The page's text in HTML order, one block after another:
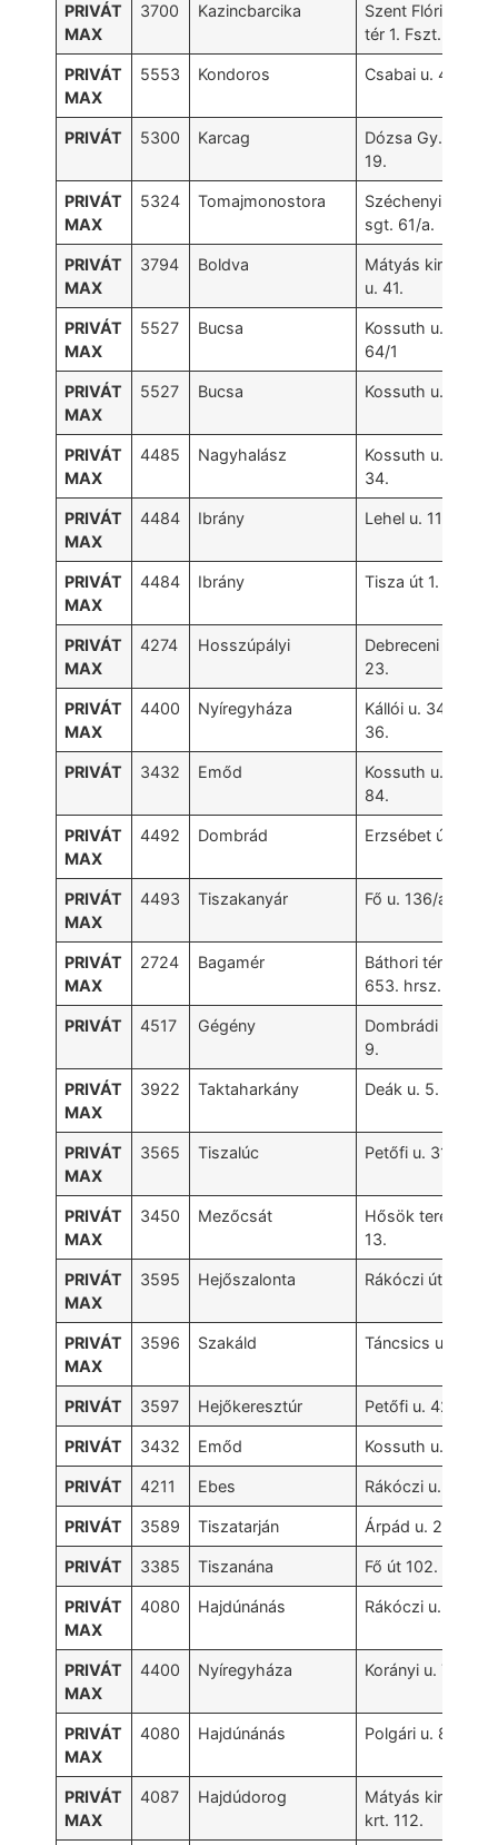
PRIVÁT
MAX
3700 Kazincbarcika
Szent Flórián
tér 1. Fszt. 5.
PRIVÁT
MAX
5553 Kondoros Csabai u. 43.
PRIVÁT 5300 Karcag
Dózsa Gy. u.
19.
PRIVÁT
MAX
5324 Tomajmonostora
Széchenyi
sgt. 61/a.
PRIVÁT
MAX
3794 Boldva
Mátyás király
u. 41.
PRIVÁT
MAX
5527 Bucsa
Kossuth u.
64/1
PRIVÁT
MAX
5527 Bucsa Kossuth u. 31
PRIVÁT
MAX
4485 Nagyhalász
Kossuth u.
34.
PRIVÁT
MAX
4484 Ibrány Lehel u. 11.
PRIVÁT
MAX
4484 Ibrány Tisza út 1.
PRIVÁT
MAX
4274 Hosszúpályi
Debreceni u.
23.
PRIVÁT
MAX
4400 Nyíregyháza
Kállói u. 34-
36.
PRIVÁT 3432 Emőd
Kossuth u.
84.
PRIVÁT
MAX
4492 Dombrád Erzsébet út 1.
PRIVÁT
MAX
4493 Tiszakanyár Fő u. 136/a
PRIVÁT
MAX
2724 Bagamér
Báthori tér
653. hrsz.
PRIVÁT 4517 Gégény
Dombrádi u.
9.
PRIVÁT
MAX
3922 Taktaharkány Deák u. 5.
PRIVÁT
MAX
3565 Tiszalúc Petőfi u. 31.
PRIVÁT
MAX
3450 Mezőcsát
Hősök tere
13.
PRIVÁT
MAX
3595 Hejőszalonta Rákóczi út 16.
PRIVÁT
MAX
3596 Szakáld Táncsics u. 3.
PRIVÁT 3597 Hejőkeresztúr Petőfi u. 42.
PRIVÁT 3432 Emőd Kossuth u. 1.
PRIVÁT 4211 Ebes Rákóczi u. 28.
PRIVÁT 3589 Tiszatarján Árpád u. 28.
PRIVÁT 3385 Tiszanána Fő út 102.
PRIVÁT
MAX
4080 Hajdúnánás Rákóczi u. 48.
PRIVÁT
MAX
4400 Nyíregyháza Korányi u. 71.
PRIVÁT
MAX
4080 Hajdúnánás Polgári u. 87
PRIVÁT
MAX
4087 Hajdúdorog
Mátyás király
krt. 112.